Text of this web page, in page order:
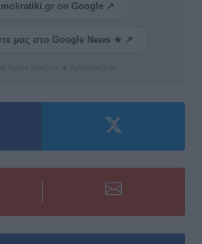
on Google ↗
μας στο Google News ★ ↗